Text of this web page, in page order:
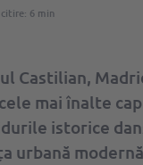
6 min
Castilian,
mai înalte
istorice
urbană